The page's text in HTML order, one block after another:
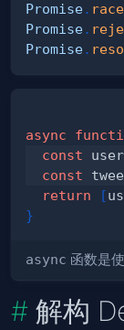
Promise. race
Promise.
Promise.
async
const user
const
return
[
}
async 函数是
解构